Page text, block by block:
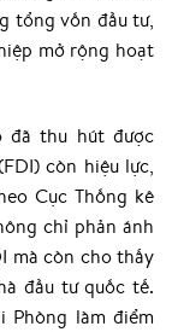
tổng vốn đầu tư,
mở rộng hoạt
đã thu hút được
còn hiệu lực,
Cục Thống kê
chỉ phản ánh
mà còn cho thấy
đầu tư quốc tế.
Phòng làm điểm